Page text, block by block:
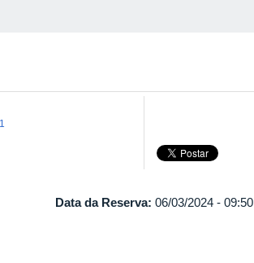
Data da Reserva:06/03/2024 -09:50